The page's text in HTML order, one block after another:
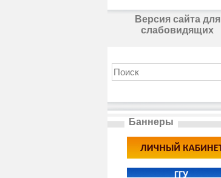
Версия сайта для
слабовидящих
Баннеры